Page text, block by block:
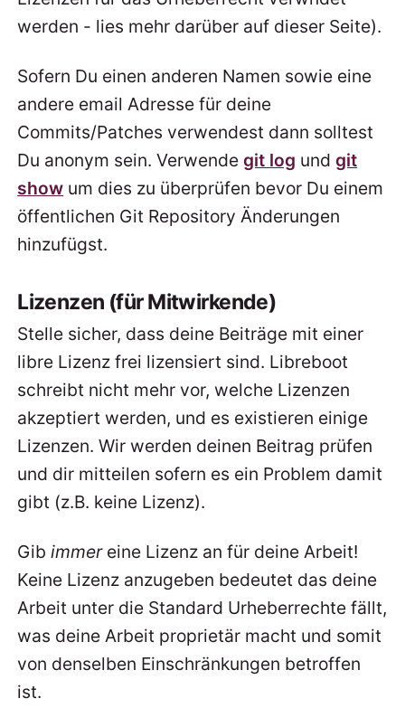
werden - lies mehr darüber auf dieser Seite).
Sofern Du einen anderen Namen sowie eine
andere email Adresse für deine
Commits/Patches verwendest dann solltest
Du anonym sein. Verwendegit log undgit
show um dies zu überprüfen bevor Du einem
öffentlichen Git Repository Änderungen
hinzufügst.
Lizenzen (für Mitwirkende)
Stelle sicher, dass deine Beiträge mit einer
libre Lizenz frei lizensiert sind. Libreboot
schreibt nicht mehr vor, welche Lizenzen
akzeptiert werden, und es existieren einige
Lizenzen. Wir werden deinen Beitrag prüfen
und dir mitteilen sofern es ein Problem damit
gibt (z.B. keine Lizenz).
Gibimmereine Lizenz an für deine Arbeit!
Keine Lizenz anzugeben bedeutet das deine
Arbeit unter die Standard Urheberrechte fällt,
was deine Arbeit proprietär macht und somit
von denselben Einschränkungen betroffen
ist.